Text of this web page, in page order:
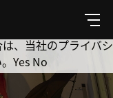
メ
ニ
ュ
してもよろしいです
て重視しています。
、当社のプライバシ
Yes No